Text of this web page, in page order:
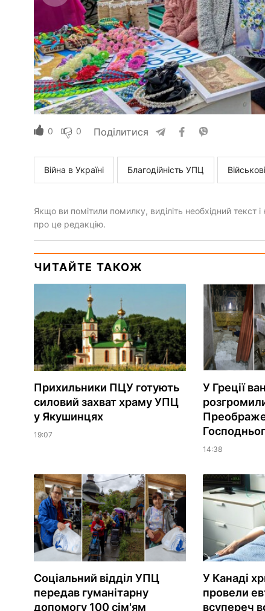
0 0 Поділитися
Війна в Україні Благодійність УПЦ Військові
Якщо ви помітили помилку, виділіть необхідний текст і
про це редакцію.
ЧИТАЙТЕ ТАКОЖ
Прихильники ПЦУ готують
силовий захват храму УПЦ
у Якушинцях
19:07
У Греції
14:38
Соціальний відділ УПЦ
передав гуманітарну
допомогу 100 сім'ям
У Канаді
провели
всупереч